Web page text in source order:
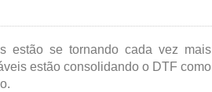
estão se tornando cada vez mais
estão consolidando o DTF como